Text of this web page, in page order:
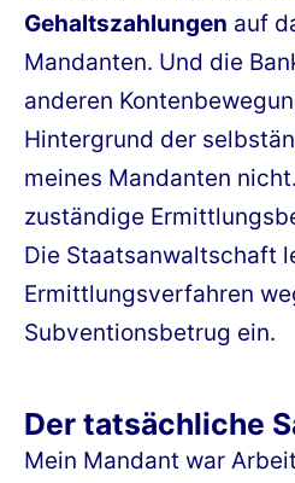
Gehaltszahlungen auf
Mandanten. Und die
anderen
Hintergrund der
meines Mandanten
zuständige
Die Staatsanwaltschaft
Ermittlungsverfahren
Subventionsbetrug ein.
Der tatsächliche
Mein Mandant war